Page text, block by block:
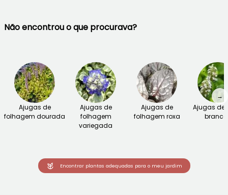
Não encontrou o que procurava?
Ajugas de
folhagem dourada
Ajugas de
folhagem
variegada
Ajugas de
folhagem roxa
Ajugas de
→
Encontrar plantas adequadas para o meu jardim